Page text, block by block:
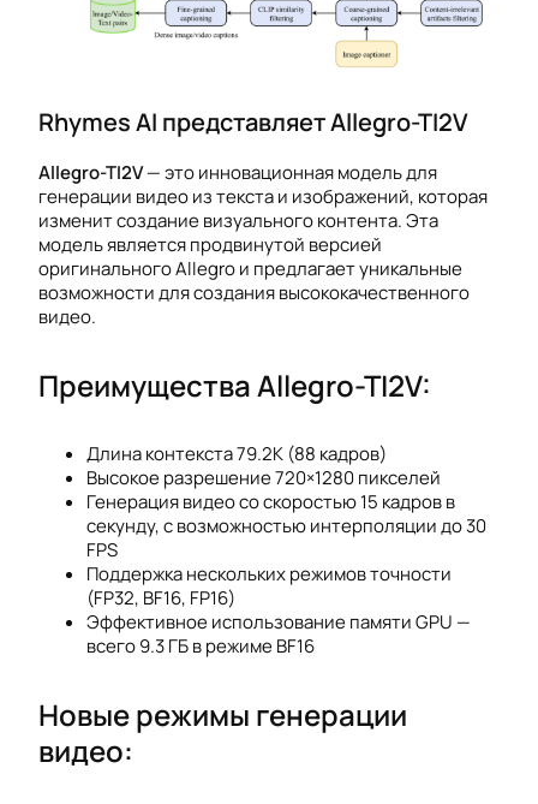
Rhymes AI представляет Allegro-TI2V
Allegro-TI2V— это инновационная модель для
генерации видео из текста и изображений, которая
изменит создание визуального контента. Эта
модель является продвинутой версией
оригинального Allegro и предлагает уникальные
возможности для создания высококачественного
видео.
Преимущества Allegro-TI2V:
Длина контекста 79.2K (88 кадров)
Высокое разрешение 720×1280 пикселей
Генерация видео со скоростью 15 кадров в
секунду, с возможностью интерполяции до 30
FPS
Поддержка нескольких режимов точности
(FP32, BF16, FP16)
Эффективное использование памяти GPU —
всего 9.3 ГБ в режиме BF16
Новые режимы генерации
видео: